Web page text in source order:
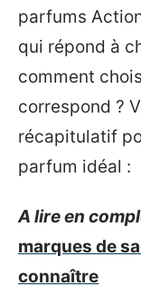
parfums
qui répond à
comment
correspond ?
récapitulatif
parfum idéal :
A lire en
marques de
connaître